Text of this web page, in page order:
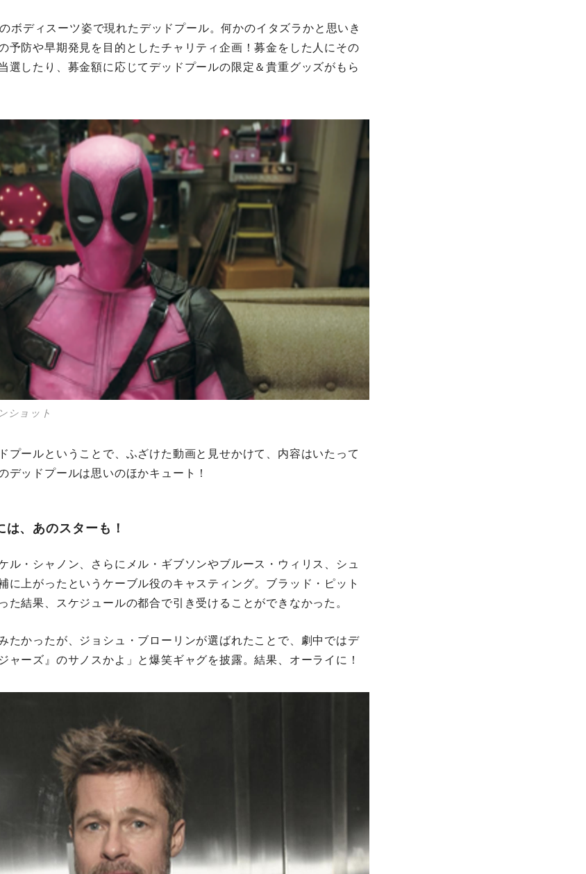
ボディスーツ姿で現れたデッドプール。何かのイタズラかと思いき
予防や早期発見を目的としたチャリティ企画！募金をした人にその
選したり、募金額に応じてデッドプールの限定＆貴重グッズがもら
ショット
プールということで、ふざけた動画と見せかけて、内容はいたって
デッドプールは思いのほかキュート！
、あのスターも！
ル・シャノン、さらにメル・ギブソンやブルース・ウィリス、シュ
に上がったというケーブル役のキャスティング。ブラッド・ピット
た結果、スケジュールの都合で引き受けることができなかった。
たかったが、ジョシュ・ブローリンが選ばれたことで、劇中ではデ
ャーズ』のサノスかよ」と爆笑ギャグを披露。結果、オーライに！